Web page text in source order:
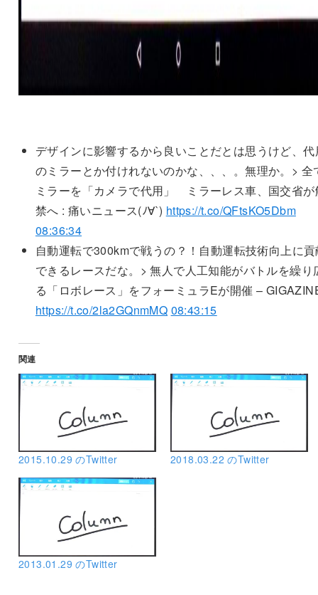
デザインに影響するから良いことだとは思うけど、代
のミラーとか付けれないのかな、、、。無理か。> 全
ミラーを「カメラで代用」 ミラーレス車、国交省が
禁へ : 痛いニュース(ﾉ∀`) https://t.co/QFtsKO5Dbm
08:36:34
自動運転で300kmで戦うの？！自動運転技術向上に
できるレースだな。> 無人で人工知能がバトルを繰り
る「ロボレース」をフォーミュラEが開催 –
https://t.co/2la2GQnmMQ 08:43:15
関連
2015.10.29 のTwitter 2018.03.22 のTwitter
2013.01.29 のTwitter